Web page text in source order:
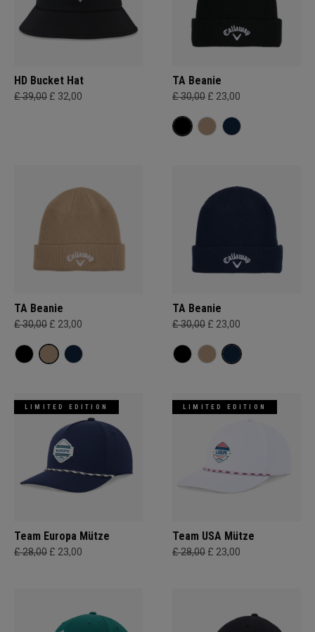
HD Bucket Hat
£ 39,00 £ 32,00
TA Beanie
£ 30,00 £ 23,00
TA Beanie
£ 30,00 £ 23,00
TA Beanie
£ 30,00 £ 23,00
LIMITED EDITION
Team Europa Mütze
£ 28,00 £ 23,00
LIMITED EDITION
Team USA Mütze
£ 28,00 £ 23,00